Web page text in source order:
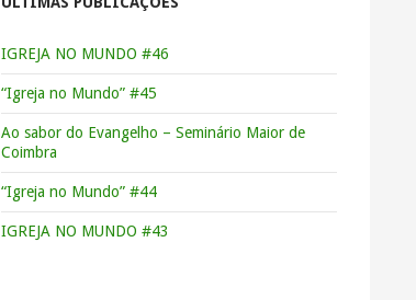
IGREJA NO MUNDO #46
“Igreja no Mundo” #45
Ao sabor do Evangelho – Seminário Maior de
Coimbra
“Igreja no Mundo” #44
IGREJA NO MUNDO #43